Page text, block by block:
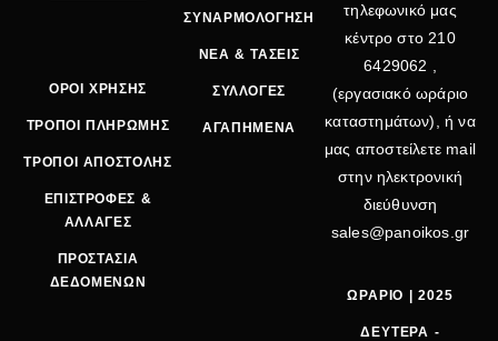
ΟΡΟΙ ΧΡΗΣΗΣ
ΤΡΟΠΟΙ ΠΛΗΡΩΜΗΣ
ΤΡΟΠΟΙ ΑΠΟΣΤΟΛΗΣ
ΕΠΙΣΤΡΟΦΕΣ &
ΑΛΛΑΓΕΣ
ΠΡΟΣΤΑΣΙΑ
ΔΕΔΟΜΕΝΩΝ
ΣΥΝΑΡΜΟΛΟΓΗΣΗ
ΝΕΑ & ΤΑΣΕΙΣ
ΣΥΛΛΟΓΕΣ
ΑΓΑΠΗΜΕΝΑ
τηλεφωνικό μας
κέντρο στο 210
6429062
(εργασιακό ωράριο
καταστημάτων), ή να
μας αποστείλετε mail
στην ηλεκτρονική
διεύθυνση
sales@panoikos.gr
ΩΡΑΡΙΟ | 2025
ΔΕΥΤΕΡΑ -